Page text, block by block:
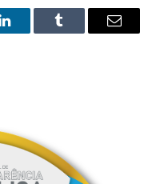
LinkedInTumblr Email